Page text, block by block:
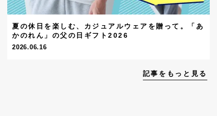
夏の休日を楽しむ、カジュアルウェアを贈って。「あ
かのれん」の父の日ギフト2026
2026.06.16
記事をもっと見る